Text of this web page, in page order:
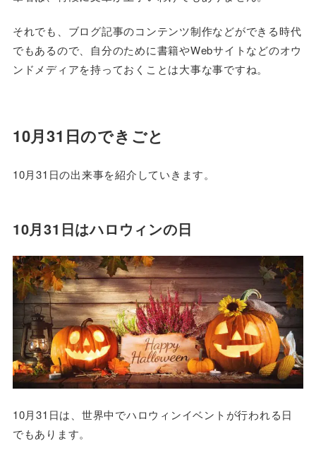
それでも、ブログ記事のコンテンツ制作などができる時代
でもあるので、自分のために書籍やWebサイトなどのオウ
ンドメディアを持っておくことは大事な事ですね。
10月31日のできごと
10月31日の出来事を紹介していきます。
10月31日はハロウィンの日
10月31日は、世界中でハロウィンイベントが行われる日
でもあります。